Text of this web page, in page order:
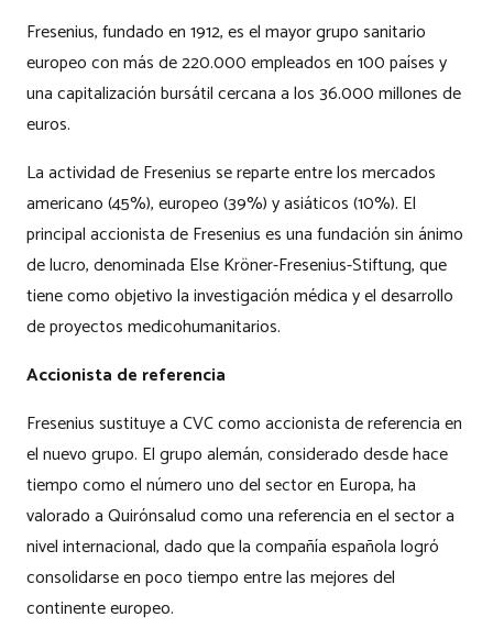
Fresenius, fundado en 1912, es el mayor grupo sanitario
europeo con más de 220.000 empleados en 100 países y
una capitalización bursátil cercana a los 36.000 millones de
euros.
La actividad de Fresenius se reparte entre los mercados
americano (45%), europeo (39%) y asiáticos (10%). El
principal accionista de Fresenius es una fundación sin ánimo
de lucro, denominada Else Kröner-Fresenius-Stiftung, que
tiene como objetivo la investigación médica y el desarrollo
de proyectos medicohumanitarios.
Accionista de referencia
Fresenius sustituye a CVC como accionista de referencia en
el nuevo grupo. El grupo alemán, considerado desde hace
tiempo como el número uno del sector en Europa, ha
valorado a Quirónsalud como una referencia en el sector a
nivel internacional, dado que la compañía española logró
consolidarse en poco tiempo entre las mejores del
continente europeo.